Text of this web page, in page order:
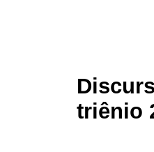
triênio